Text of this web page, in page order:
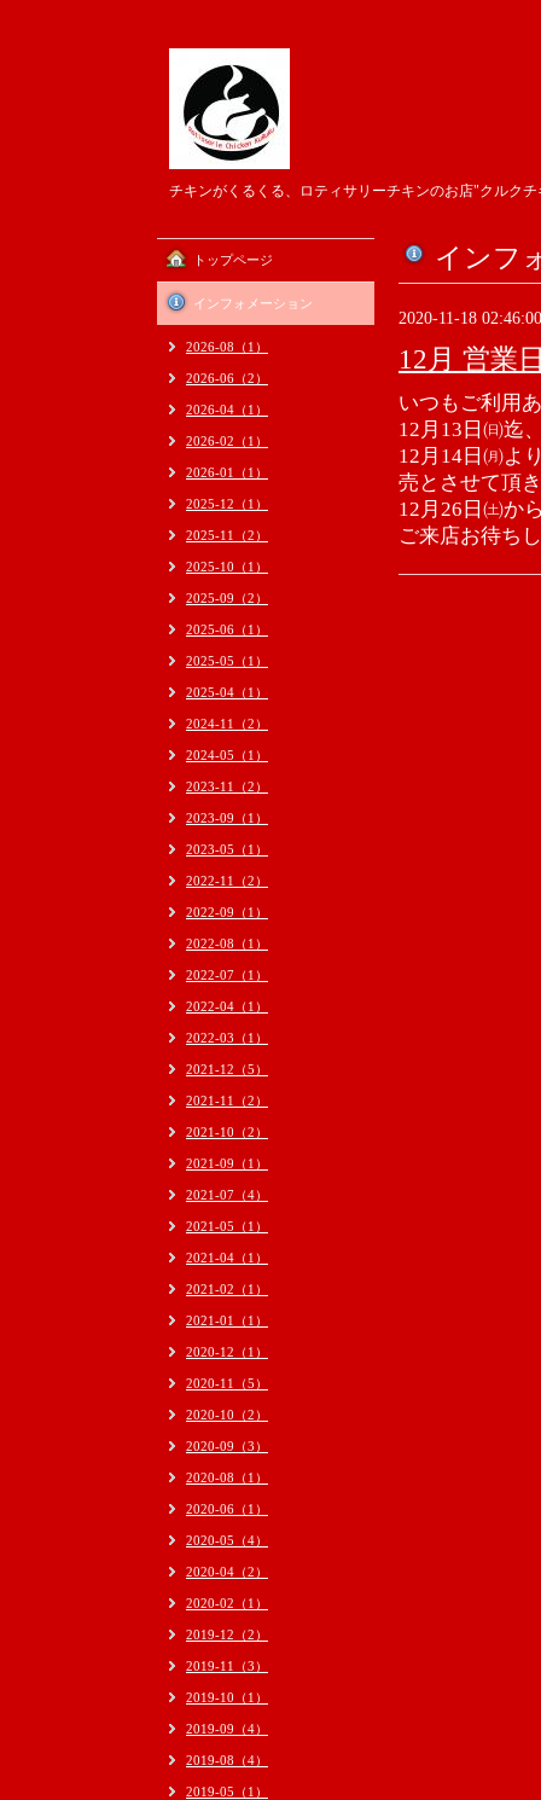
チキンがくるくる、ロティサリーチキンのお店"クルク
インフ
2020-11-18 02:46:00
12月 営業
いつもご利用
12月13日㈰迄
12月14日㈪よ
売とさせて頂
12月26日㈯か
ご来店お待ち
トップページ
インフォメーション
2026-08（1）
2026-06（2）
2026-04（1）
2026-02（1）
2026-01（1）
2025-12（1）
2025-11（2）
2025-10（1）
2025-09（2）
2025-06（1）
2025-05（1）
2025-04（1）
2024-11（2）
2024-05（1）
2023-11（2）
2023-09（1）
2023-05（1）
2022-11（2）
2022-09（1）
2022-08（1）
2022-07（1）
2022-04（1）
2022-03（1）
2021-12（5）
2021-11（2）
2021-10（2）
2021-09（1）
2021-07（4）
2021-05（1）
2021-04（1）
2021-02（1）
2021-01（1）
2020-12（1）
2020-11（5）
2020-10（2）
2020-09（3）
2020-08（1）
2020-06（1）
2020-05（4）
2020-04（2）
2020-02（1）
2019-12（2）
2019-11（3）
2019-10（1）
2019-09（4）
2019-08（4）
2019-05（1）